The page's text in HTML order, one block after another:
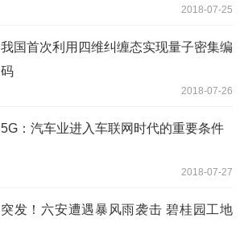
2018-07-25
我国首次利用四维纠缠态实现量子密集编
码
2018-07-26
5G：汽车业进入车联网时代的重要条件
2018-07-27
突发！六安遭遇暴风雨袭击 碧桂园工地